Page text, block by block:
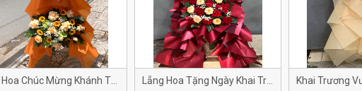
Kệ Hoa Chúc Mừng Khánh Thành H143